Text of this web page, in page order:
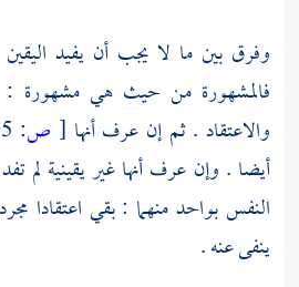
وفرق بين ما لا يجب أن يفيد اليقين
فالمشهورة من حيث هي مشهورة :
والاعتقاد . ثم إن عرف أنها [ ص:
أيضا . وإن عرف أنها غير يقينية لم
النفس بواحد منهما : بقي اعتقادا
ينفى عنه .